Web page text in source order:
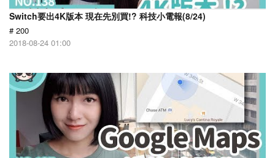
Switch要出4K版本 現在先別買!? 科技小電報(8/24)
# 200
2018-08-24 01:00